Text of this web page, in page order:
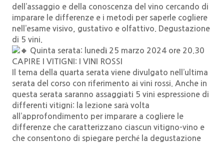
dell’assaggio e della conoscenza del vino cercando di
imparare le differenze e i metodi per saperle cogliere
nell’esame visivo, gustativo e olfattivo. Degustazione
di 5 vini.
Quinta serata: lunedì 25 marzo 2024 ore 20.30
CAPIRE I VITIGNI: I VINI ROSSI
Il tema della quarta serata viene divulgato nell’ultima
serata del corso con riferimento ai vini rossi. Anche in
questa serata saranno assaggiati 5 vini espressione di
differenti vitigni: la lezione sarà volta
all’approfondimento per imparare a cogliere le
differenze che caratterizzano ciascun vitigno-vino e
che consentono di spiegare perché la degustazione